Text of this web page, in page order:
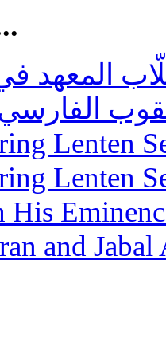
المعهد
Lenten
Lenten
and